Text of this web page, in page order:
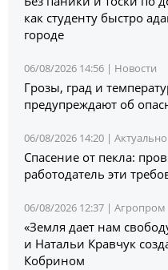
как студенту быстро
городе
06/08/2026 14:56 | Новости
Грозы, град и
предупреждают об
06/08/2026 14:20 | Актуально
Спасение от пекла:
работодатель эти
06/08/2026 12:37 | Агропром
«Земля дает нам
и Натальи Кравчук
Кобрином